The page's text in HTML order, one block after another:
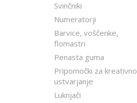
Svinčniki
Numeratorji
Barvice, voščenke,
flomastri
Penasta guma
Pripomočki za kreativno
ustvarjanje
Luknjači